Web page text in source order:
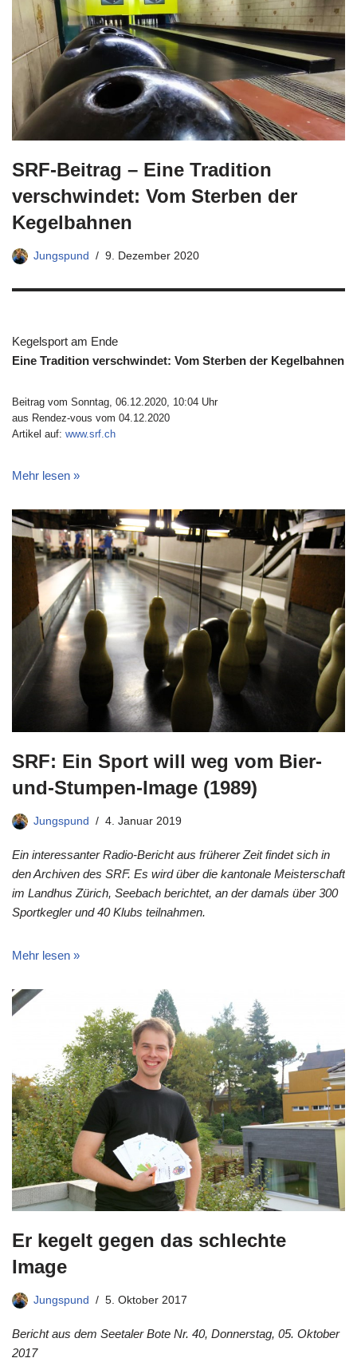
SRF-Beitrag – Eine Tradition
verschwindet: Vom Sterben der
Kegelbahnen
Jungspund 9. Dezember 2020
Kegelsport am Ende
Eine Tradition verschwindet: Vom Sterben der Kegelbahnen
Beitrag vom Sonntag, 06.12.2020, 10:04 Uhr
aus Rendez-vous vom 04.12.2020
Artikel auf: www.srf.ch
Mehr lesen »
SRF: Ein Sport will weg vom Bier-
und-Stumpen-Image (1989)
Jungspund 4. Januar 2019
Ein interessanter Radio-Bericht aus früherer Zeit findet sich in
den Archiven des SRF. Es wird über die kantonale Meisterschaft
im Landhus Zürich, Seebach berichtet, an der damals über 300
Sportkegler und 40 Klubs teilnahmen.
Mehr lesen »
Er kegelt gegen das schlechte
Image
Jungspund 5. Oktober 2017
Bericht aus dem Seetaler Bote Nr. 40, Donnerstag, 05. Oktober
2017